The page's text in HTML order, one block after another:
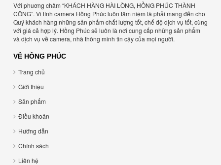
Với phuơng châm “KHÁCH HÀNG HÀI LÒNG, HỒNG PHÚC THÀNH
CÔNG”. Vi tính camera Hồng Phúc luôn tâm niệm là phải mang đến cho
Quý khách hàng những sản phẩm chất lượng tốt, chế độ dịch vụ tốt, cùng
với giá cả hợp lý. Hồng Phúc sẽ luôn là nơi cung cấp những sản phẩm
và dịch vụ về camera, nhà thông minh tin cậy của mọi người.
VỀ HỒNG PHÚC
Trang chủ
Giới thiệu
Sản phẩm
Điều khoản
Hướng dẫn
Chính sách
Liên hệ